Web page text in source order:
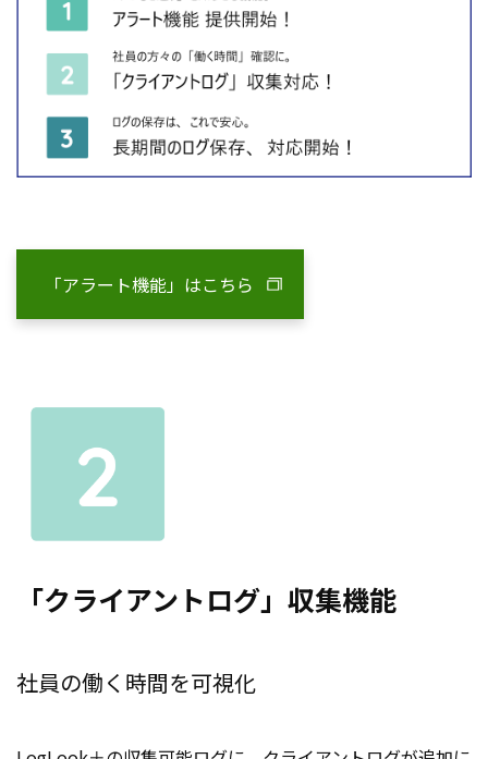
「アラート機能」はこちら
「クライアントログ」収集機能
社員の働く時間を可視化